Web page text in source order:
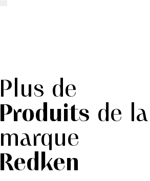
Plus de
Produits de la
marque
Redken